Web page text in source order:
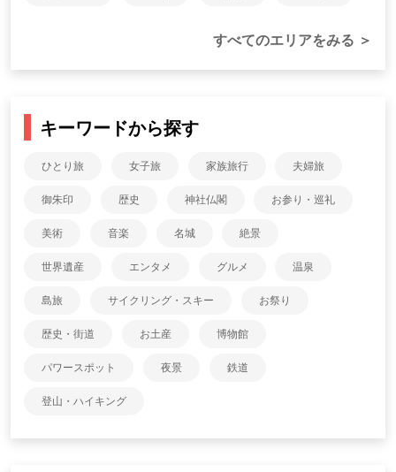
すべてのエリアをみる ＞
キーワードから探す
ひとり旅 女子旅 家族旅行 夫婦旅
御朱印 歴史 神社仏閣 お参り・巡礼
美術 音楽 名城 絶景
世界遺産 エンタメ グルメ 温泉
島旅 サイクリング・スキー お祭り
歴史・街道 お土産 博物館
パワースポット 夜景 鉄道
登山・ハイキング